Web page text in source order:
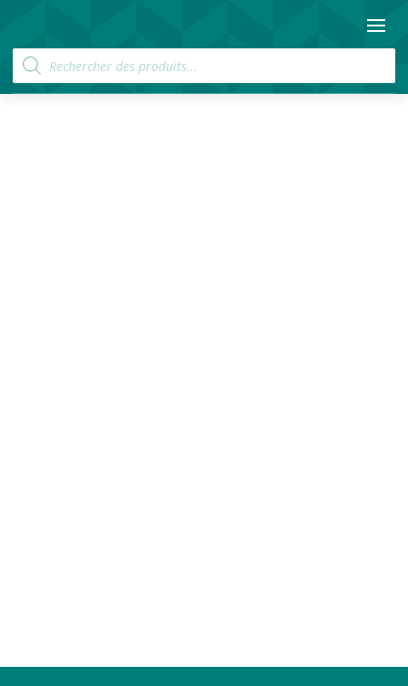
Recherche
de
produits